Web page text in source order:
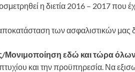
η διετία 2016 – 2017 που
αποκατάσταση των ασφαλιστικών μας
Μονιμοποίηση εδώ και τώρα
και την προϋπηρεσία. Να